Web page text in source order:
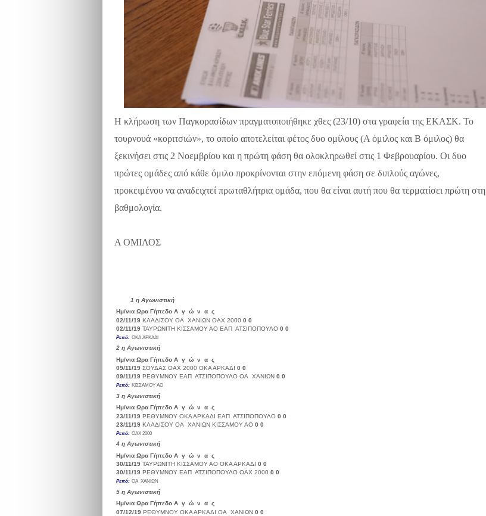
Η κλήρωση των Παγκορασίδων πραγματοποιήθηκε χθες (23/10) στα γραφεία της ΕΚΑΣΚ. Το
τουρνουά «κοριτσιών», το οποίο αποτελείται φέτος δυο ομίλους (Α όμιλος και Β όμιλος) θα
ξεκινήσει στις 2 Νοεμβρίου και η πρώτη φάση θα ολοκληρωθεί στις 1 Φεβρουαρίου. Οι δυο
πρώτες ομάδες από κάθε όμιλο προκρίνονται στην επόμενη φάση σε διπλούς αγώνες,
προκειμένου να αναδειχτεί πρωταθλήτρια ομάδα, που θα είναι αυτή που θα τερματίσει πρώτη στη
βαθμολογία.
Α ΟΜΙΛΟΣ
1 η Αγωνιστική
Ημ/νια Ωρα Γήπεδο Α γ ώ ν α ς
02/11/19 ΚΛΑΔΙΣΟΥ ΟΑ ΧΑΝΙΩΝ ΟΑΧ 2000 0 0
02/11/19 ΤΑΥΡΩΝΙΤΗ ΚΙΣΣΑΜΟΥ ΑΟ ΕΑΠ ΑΤΣΙΠΟΠΟΥΛΟ 0 0
Ρεπό: ΟΚΑ ΑΡΚΑΔΙ
2 η Αγωνιστική
Ημ/νια Ωρα Γήπεδο Α γ ώ ν α ς
09/11/19 ΣΟΥΔΑΣ ΟΑΧ 2000 ΟΚΑ ΑΡΚΑΔΙ 0 0
09/11/19 ΡΕΘΥΜΝΟΥ ΕΑΠ ΑΤΣΙΠΟΠΟΥΛΟ ΟΑ ΧΑΝΙΩΝ 0 0
Ρεπό: ΚΙΣΣΑΜΟΥ ΑΟ
3 η Αγωνιστική
Ημ/νια Ωρα Γήπεδο Α γ ώ ν α ς
23/11/19 ΡΕΘΥΜΝΟΥ ΟΚΑ ΑΡΚΑΔΙ ΕΑΠ ΑΤΣΙΠΟΠΟΥΛΟ 0 0
23/11/19 ΚΛΑΔΙΣΟΥ ΟΑ ΧΑΝΙΩΝ ΚΙΣΣΑΜΟΥ ΑΟ 0 0
Ρεπό: ΟΑΧ 2000
4 η Αγωνιστική
Ημ/νια Ωρα Γήπεδο Α γ ώ ν α ς
30/11/19 ΤΑΥΡΩΝΙΤΗ ΚΙΣΣΑΜΟΥ ΑΟ ΟΚΑ ΑΡΚΑΔΙ 0 0
30/11/19 ΡΕΘΥΜΝΟΥ ΕΑΠ ΑΤΣΙΠΟΠΟΥΛΟ ΟΑΧ 2000 0 0
Ρεπό: ΟΑ ΧΑΝΙΩΝ
5 η Αγωνιστική
Ημ/νια Ωρα Γήπεδο Α γ ώ ν α ς
07/12/19 ΡΕΘΥΜΝΟΥ ΟΚΑ ΑΡΚΑΔΙ ΟΑ ΧΑΝΙΩΝ 0 0